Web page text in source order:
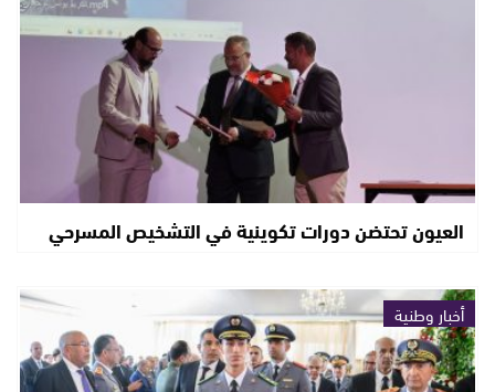
العيون تحتضن دورات تكوينية في التشخيص المسرحي
أخبار وطنية